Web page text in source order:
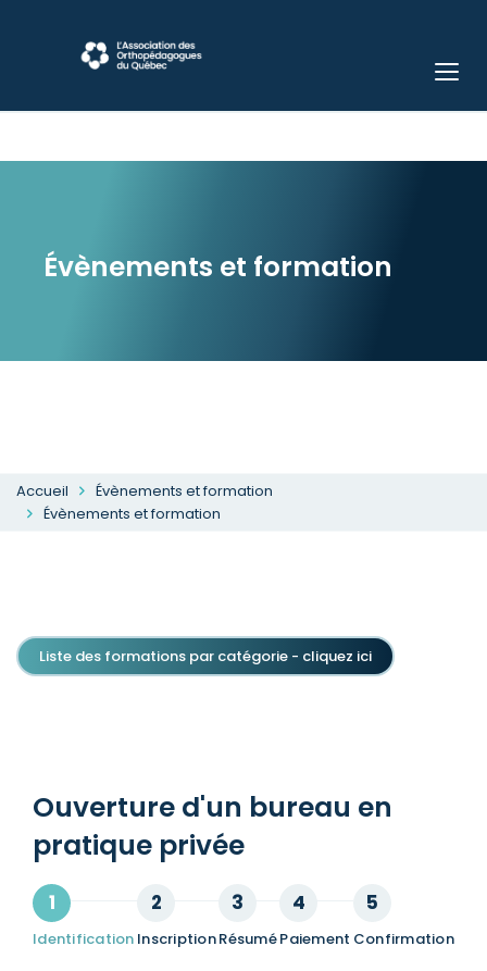
Évènements et formation
Accueil
Évènements et formation
Évènements et formation
Liste des formations par catégorie - cliquez ici
Ouverture d'un bureau en
pratique privée
Identification InscriptionRésuméPaiement Confirmation